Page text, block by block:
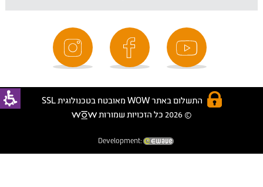
התשלום באתר WOW מאובטח בטכנולוגית SSL
© 2026 כל הזכויות שמורות
Development: